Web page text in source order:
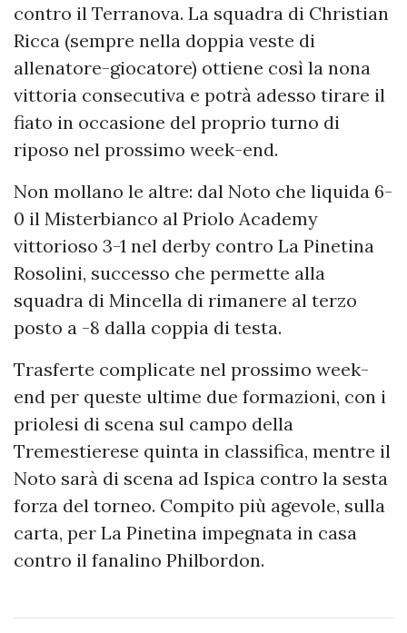
contro il Terranova. La squadra di Christian
Ricca (sempre nella doppia veste di
allenatore-giocatore) ottiene così la nona
vittoria consecutiva e potrà adesso tirare il
fiato in occasione del proprio turno di
riposo nel prossimo week-end.
Non mollano le altre: dal Noto che liquida 6-
0 il Misterbianco al Priolo Academy
vittorioso 3-1 nel derby contro La Pinetina
Rosolini, successo che permette alla
squadra di Mincella di rimanere al terzo
posto a -8 dalla coppia di testa.
Trasferte complicate nel prossimo week-
end per queste ultime due formazioni, con i
priolesi di scena sul campo della
Tremestierese quinta in classifica, mentre il
Noto sarà di scena ad Ispica contro la sesta
forza del torneo. Compito più agevole, sulla
carta, per La Pinetina impegnata in casa
contro il fanalino Philbordon.